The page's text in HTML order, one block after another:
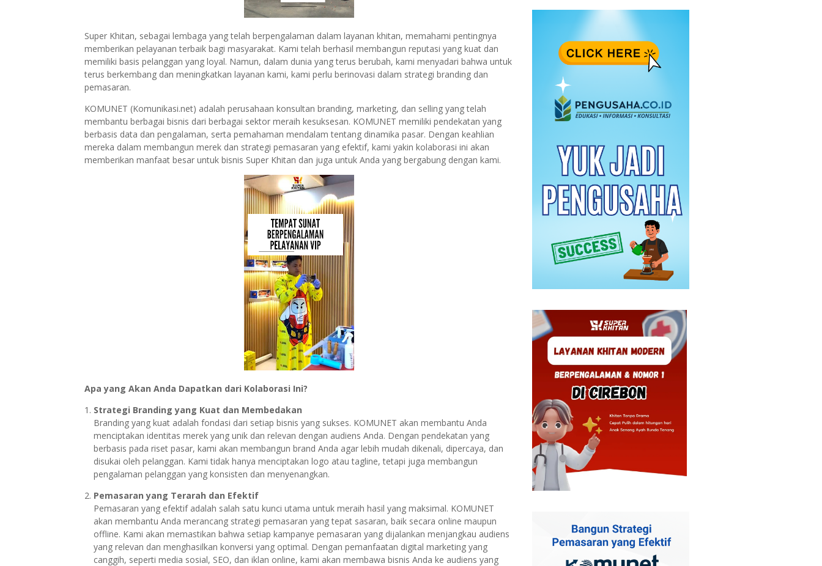
Super Khitan, sebagai lembaga yang telah berpengalaman dalam layanan khitan, memahami pentingnya
memberikan pelayanan terbaik bagi masyarakat. Kami telah berhasil membangun reputasi yang kuat dan
memiliki basis pelanggan yang loyal. Namun, dalam dunia yang terus berubah, kami menyadari bahwa untuk
terus berkembang dan meningkatkan layanan kami, kami perlu berinovasi dalam strategi branding dan
pemasaran.
KOMUNET (Komunikasi.net) adalah perusahaan konsultan branding, marketing, dan selling yang telah
membantu berbagai bisnis dari berbagai sektor meraih kesuksesan. KOMUNET memiliki pendekatan yang
berbasis data dan pengalaman, serta pemahaman mendalam tentang dinamika pasar. Dengan keahlian
mereka dalam membangun merek dan strategi pemasaran yang efektif, kami yakin kolaborasi ini akan
memberikan manfaat besar untuk bisnis Super Khitan dan juga untuk Anda yang bergabung dengan kami.
Apa yang Akan Anda Dapatkan dari Kolaborasi Ini?
Strategi Branding yang Kuat dan Membedakan
Branding yang kuat adalah fondasi dari setiap bisnis yang sukses. KOMUNET akan membantu Anda
menciptakan identitas merek yang unik dan relevan dengan audiens Anda. Dengan pendekatan yang
berbasis pada riset pasar, kami akan membangun brand Anda agar lebih mudah dikenali, dipercaya, dan
disukai oleh pelanggan. Kami tidak hanya menciptakan logo atau tagline, tetapi juga membangun
pengalaman pelanggan yang konsisten dan menyenangkan.
Pemasaran yang Terarah dan Efektif
Pemasaran yang efektif adalah salah satu kunci utama untuk meraih hasil yang maksimal. KOMUNET
akan membantu Anda merancang strategi pemasaran yang tepat sasaran, baik secara online maupun
offline. Kami akan memastikan bahwa setiap kampanye pemasaran yang dijalankan menjangkau audiens
yang relevan dan menghasilkan konversi yang optimal. Dengan pemanfaatan digital marketing yang
canggih, seperti media sosial, SEO, dan iklan online, kami akan membawa bisnis Anda ke audiens yang